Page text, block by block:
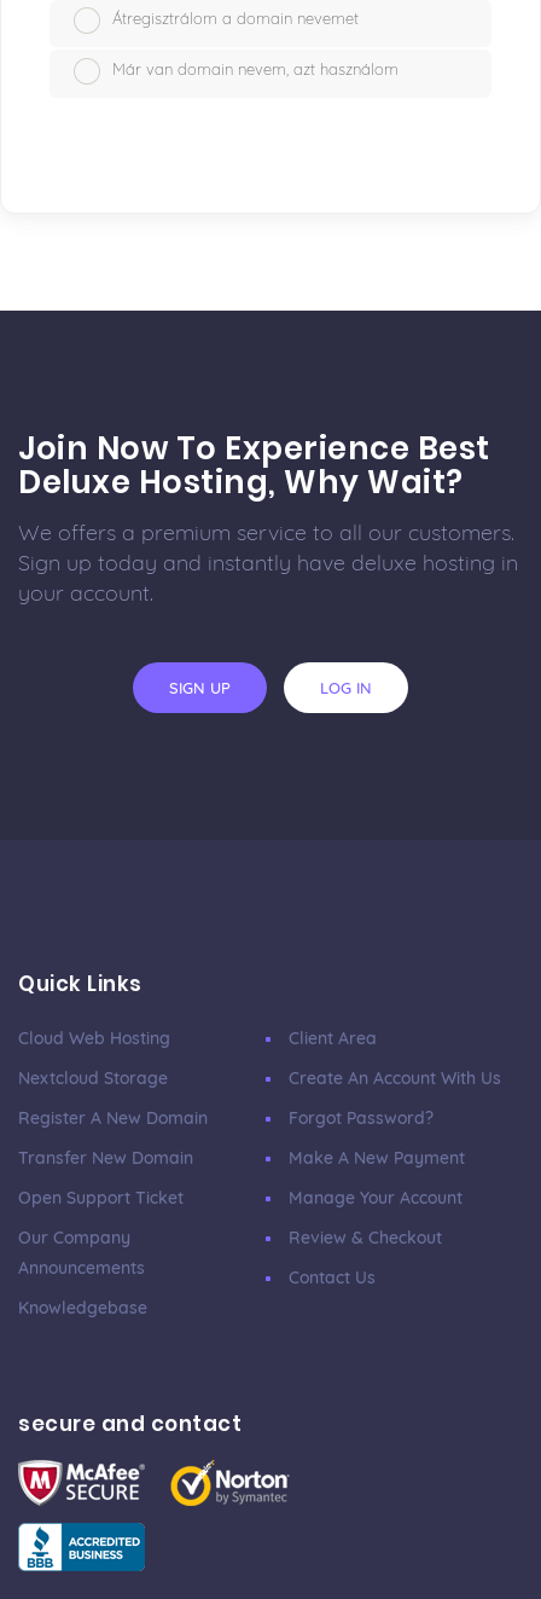
Átregisztrálom a domain nevemet
Már van domain nevem, azt használom
Join Now To Experience Best
Deluxe Hosting, Why Wait?
We offers a premium service to all our customers.
Sign up today and instantly have deluxe hosting in
your account.
SIGN UP LOG IN
Quick Links
Cloud Web Hosting
Nextcloud Storage
Register A New Domain
Transfer New Domain
Open Support Ticket
Our Company
Announcements
Knowledgebase
Client Area
Create An Account With Us
Forgot Password?
Make A New Payment
Manage Your Account
Review & Checkout
Contact Us
secure and contact